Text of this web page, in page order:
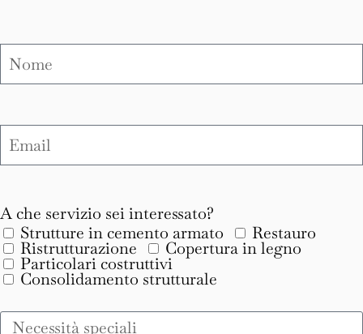
A che servizio sei interessato?
Strutture in cemento armato
Restauro
Ristrutturazione Copertura in legno
Particolari costruttivi
Consolidamento strutturale